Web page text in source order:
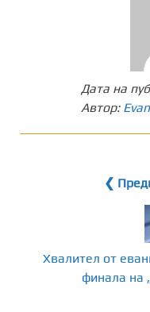
Дата на
Автор:
❮
Хвалител от
финала на